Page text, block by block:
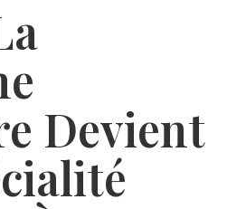
Devient